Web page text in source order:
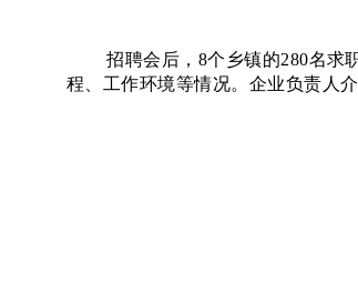
招聘会后， 8个乡镇的280名求
程、工作环境等情况。企业负责人